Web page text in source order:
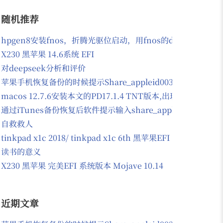
随机推荐
hpgen8安装fnos，折腾光驱位启动，用fnos的docker安装
X230 黑苹果 14.6系统 EFI
对deepseek分析和评价
苹果手机恢复备份的时候提示Share_appleid003@163.com
macos 12.7.6安装本文的PD17.1.4 TNT版本,出现以下提示
通过iTunes备份恢复后软件提示输入
自救救人
tinkpad x1c 2018/ tinkpad x1c 6th 黑苹果EFI 支持
读书的意义
X230 黑苹果 完美EFI 系统版本 Mojave 10.14
近期文章